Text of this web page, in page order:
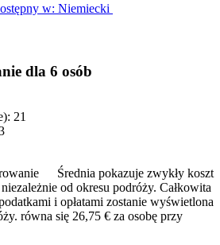
w: Niemiecki
dla 6 osób
21
Średnia pokazuje zwykły koszt
od okresu podróży. Całkowita
i opłatami zostanie wyświetlona
równa się 26,75 € za osobę przy